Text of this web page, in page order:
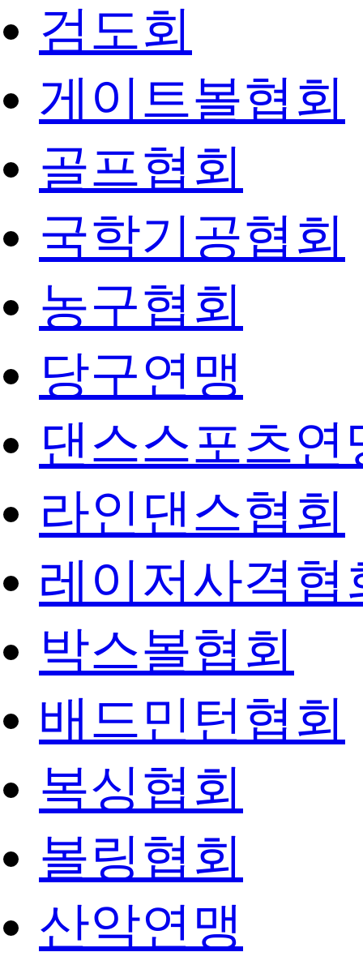
검도회
게이트볼협회
골프협회
국학기공협회
농구협회
당구연맹
댄스스포츠연
라인댄스협회
레이저사격협
박스볼협회
배드민턴협회
복싱협회
볼링협회
산악연맹